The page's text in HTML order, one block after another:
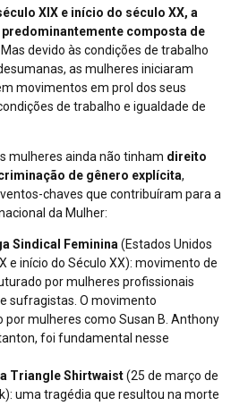
XIX e início do século XX, a
composta de
Mas devido às condições de trabalho
as mulheres iniciaram
movimentos em prol dos seus
de trabalho e igualdade de
mulheres ainda não tinham direito
de gênero explícita,
chaves que contribuíram para a
da Mulher:
Sindical Feminina (Estados Unidos
e início do Século XX): movimento de
por mulheres profissionais
sufragistas. O movimento
por mulheres como Susan B. Anthony
foi fundamental nesse
Triangle Shirtwaist(25 de março de
uma tragédia que resultou na morte